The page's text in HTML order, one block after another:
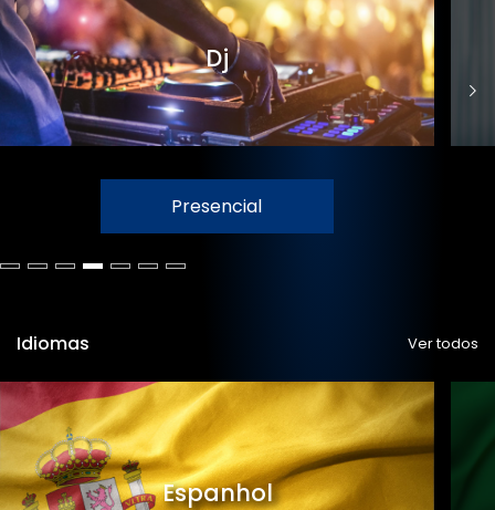
Dj
Presencial
Idiomas Ver todos
Espanhol